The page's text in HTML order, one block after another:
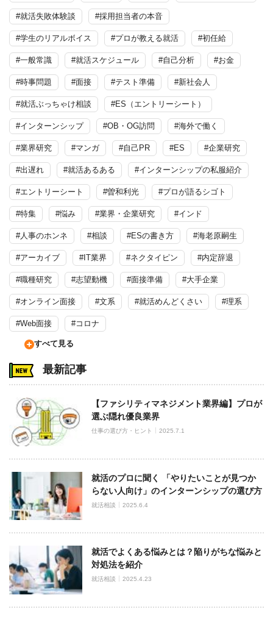
#就活失敗体験談 #採用担当者の本音
#学生のリアルボイス #プロが教える就活 #初任給
#一般常識 #就活スケジュール #自己分析 #お金
#時事問題 #面接 #テスト準備 #新社会人
#就活ぶっちゃけ相談 #ES（エントリーシート）
#インターンシップ #OB・OG訪問 #海外で働く
#業界研究 #マンガ #自己PR #ES #企業研究
#出遅れ #就活あるある #インターンシップの私服紹介
#エントリーシート #曽和利光 #プロが語るシゴト
#特集 #悩み #業界・企業研究 #インド
#人事のホンネ #相談 #ESの書き方 #海老原嗣生
#アーカイブ #IT業界 #ネクタイピン #内定辞退
#職種研究 #志望動機 #面接準備 #大手企業
#オンライン面接 #文系 #就活めんどくさい #理系
#Web面接 #コロナ
すべて見る
最新記事
【ファシリティマネジメント業界編】プロが
選ぶ隠れ優良業界
仕事の選び方・ヒント 2025.7.1
就活のプロに聞く 「やりたいことが見つか
らない人向け」のインターンシップの選び方
就活相談 2025.6.4
就活でよくある悩みとは？陥りがちな悩みと
対処法を紹介
就活相談 2025.4.23